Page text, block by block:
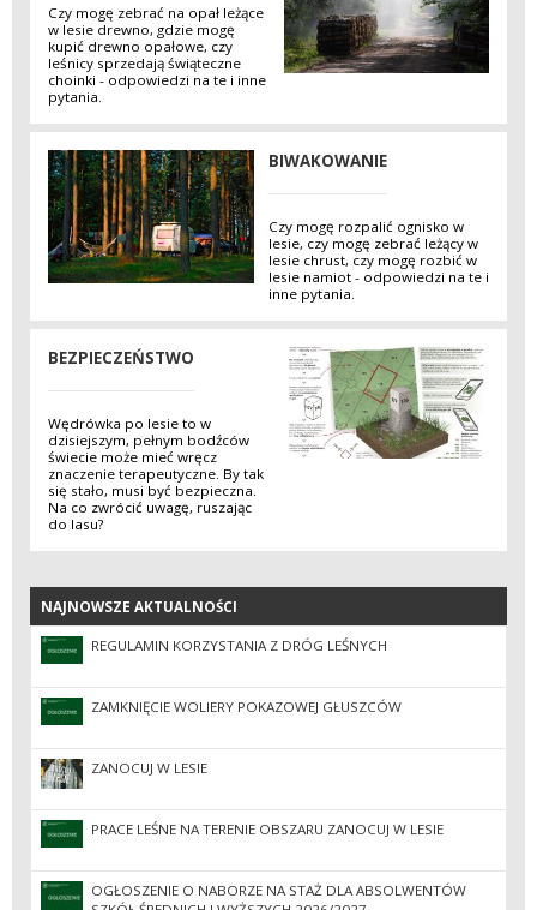
Czy mogę zebrać na opał leżące
w lesie drewno, gdzie mogę
kupić drewno opałowe, czy
leśnicy sprzedają świąteczne
choinki - odpowiedzi na te i inne
pytania.
BIWAKOWANIE
Czy mogę rozpalić ognisko w
lesie, czy mogę zebrać leżący w
lesie chrust, czy mogę rozbić w
lesie namiot - odpowiedzi na te i
inne pytania.
BEZPIECZEŃSTWO
Wędrówka po lesie to w
dzisiejszym, pełnym bodźców
świecie może mieć wręcz
znaczenie terapeutyczne. By tak
się stało, musi być bezpieczna.
Na co zwrócić uwagę, ruszając
do lasu?
NAJNOWSZE AKTUALNOŚCI
NAJNOWSZE AKTUALNOŚCI
REGULAMIN KORZYSTANIA Z DRÓG LEŚNYCH
ZAMKNIĘCIE WOLIERY POKAZOWEJ GŁUSZCÓW
ZANOCUJ W LESIE
PRACE LEŚNE NA TERENIE OBSZARU ZANOCUJ W LESIE
OGŁOSZENIE O NABORZE NA STAŻ DLA ABSOLWENTÓW